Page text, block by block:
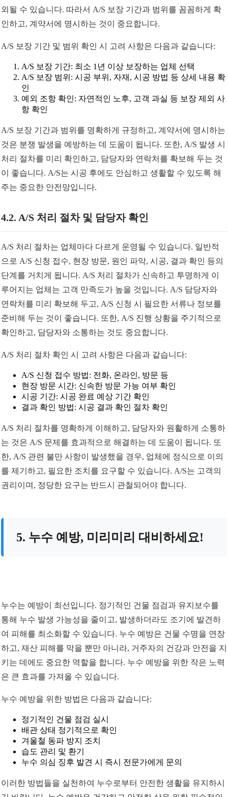
외될 수 있습니다. 따라서 A/S 보장 기간과 범위를 꼼꼼하게 확
인하고, 계약서에 명시하는 것이 중요합니다.
A/S 보장 기간 및 범위 확인 시 고려 사항은 다음과 같습니다:
A/S 보장 기간: 최소 1년 이상 보장하는 업체 선택
A/S 보장 범위: 시공 부위, 자재, 시공 방법 등 상세 내용 확
인
예외 조항 확인: 자연적인 노후, 고객 과실 등 보장 제외 사
항 확인
A/S 보장 기간과 범위를 명확하게 규정하고, 계약서에 명시하는
것은 분쟁 발생을 예방하는 데 도움이 됩니다. 또한, A/S 발생 시
처리 절차를 미리 확인하고, 담당자와 연락처를 확보해 두는 것
이 좋습니다. A/S는 시공 후에도 안심하고 생활할 수 있도록 해
주는 중요한 안전망입니다.
4.2. A/S 처리 절차 및 담당자 확인
A/S 처리 절차는 업체마다 다르게 운영될 수 있습니다. 일반적
으로 A/S 신청 접수, 현장 방문, 원인 파악, 시공, 결과 확인 등의
단계를 거치게 됩니다. A/S 처리 절차가 신속하고 투명하게 이
루어지는 업체는 고객 만족도가 높을 것입니다. A/S 담당자와
연락처를 미리 확보해 두고, A/S 신청 시 필요한 서류나 정보를
준비해 두는 것이 좋습니다. 또한, A/S 진행 상황을 주기적으로
확인하고, 담당자와 소통하는 것도 중요합니다.
A/S 처리 절차 확인 시 고려 사항은 다음과 같습니다:
A/S 신청 접수 방법: 전화, 온라인, 방문 등
현장 방문 시간: 신속한 방문 가능 여부 확인
시공 기간: 시공 완료 예상 기간 확인
결과 확인 방법: 시공 결과 확인 절차 확인
A/S 처리 절차를 명확하게 이해하고, 담당자와 원활하게 소통하
는 것은 A/S 문제를 효과적으로 해결하는 데 도움이 됩니다. 또
한, A/S 관련 불만 사항이 발생했을 경우, 업체에 정식으로 이의
를 제기하고, 필요한 조치를 요구할 수 있습니다. A/S는 고객의
권리이며, 정당한 요구는 반드시 관철되어야 합니다.
5. 누수 예방, 미리미리 대비하세요!
누수는 예방이 최선입니다. 정기적인 건물 점검과 유지보수를
통해 누수 발생 가능성을 줄이고, 발생하더라도 조기에 발견하
여 피해를 최소화할 수 있습니다. 누수 예방은 건물 수명을 연장
하고, 재산 피해를 막을 뿐만 아니라, 거주자의 건강과 안전을 지
키는 데에도 중요한 역할을 합니다. 누수 예방을 위한 작은 노력
은 큰 효과를 가져올 수 있습니다.
누수 예방을 위한 방법은 다음과 같습니다:
정기적인 건물 점검 실시
배관 상태 정기적으로 확인
겨울철 동파 방지 조치
습도 관리 및 환기
누수 의심 징후 발견 시 즉시 전문가에게 문의
이러한 방법들을 실천하여 누수로부터 안전한 생활을 유지하시